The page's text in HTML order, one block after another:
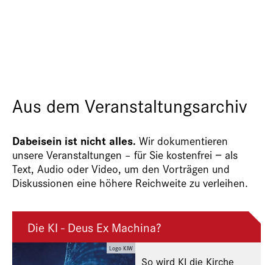
Aus dem Veranstaltungsarchiv
Dabeisein ist nicht alles. Wir dokumentieren
unsere Veranstaltungen – für Sie kostenfrei − als
Text, Audio oder Video, um den Vorträgen und
Diskussionen eine höhere Reichweite zu verleihen.
Logo KIW
Die KI - Deus Ex Machina?
So wird KI die Kirche